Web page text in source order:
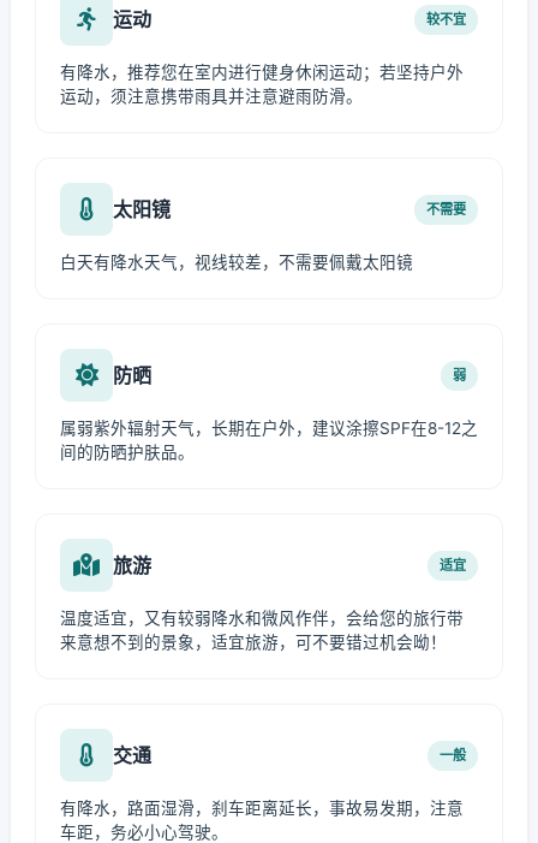
运动 较不宜
有降水，推荐您在室内进行健身休闲运动；若坚持户外
运动，须注意携带雨具并注意避雨防滑。
太阳镜 不需要
白天有降水天气，视线较差，不需要佩戴太阳镜
防晒 弱
属弱紫外辐射天气，长期在户外，建议涂擦SPF在8-12之
间的防晒护肤品。
旅游 适宜
温度适宜，又有较弱降水和微风作伴，会给您的旅行带
来意想不到的景象，适宜旅游，可不要错过机会呦！
交通 一般
有降水，路面湿滑，刹车距离延长，事故易发期，注意
车距，务必小心驾驶。